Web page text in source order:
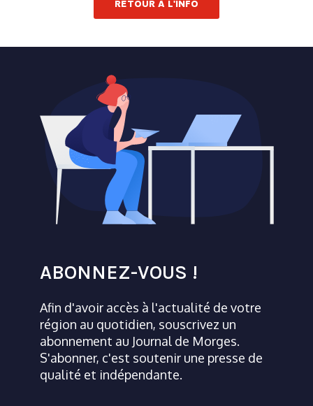
RETOUR À L'INFO
ABONNEZ-VOUS !
Afin d'avoir accès à l'actualité de votre
région au quotidien, souscrivez un
abonnement au Journal de Morges.
S'abonner, c'est soutenir une presse de
qualité et indépendante.